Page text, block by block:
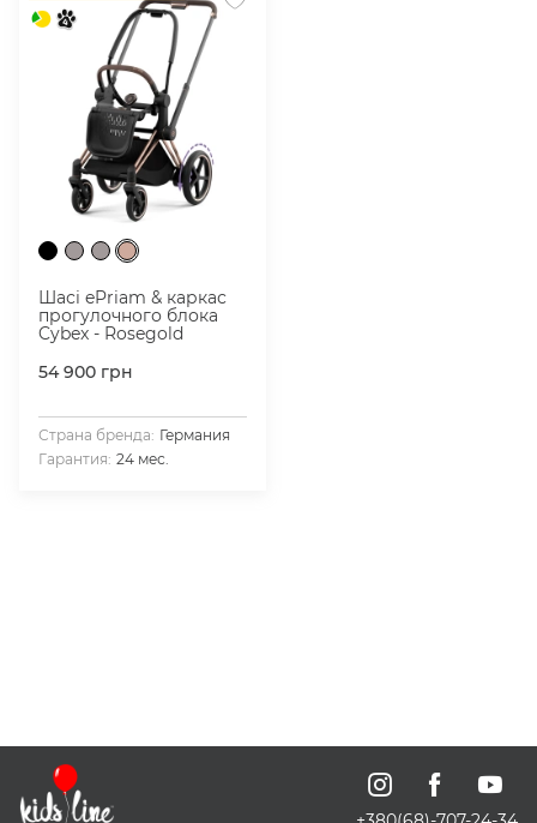
Шасі ePriam & каркас
прогулочного блока
Cybex - Rosegold
54 900 грн
Страна бренда: Германия
Гарантия: 24 мес.